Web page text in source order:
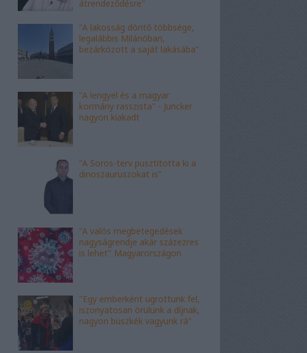
átrendeződésre"
"A lakosság döntő többsége,
legalábbis Milánóban,
bezárkózott a saját lakásába"
"A lengyel és a magyar
kormány rasszista" - Juncker
nagyon kiakadt
"A Soros-terv pusztította ki a
dinoszauruszokat is"
"A valós megbetegedések
nagyságrendje akár százezres
is lehet" Magyarországon
"Egy emberként ugrottunk fel,
iszonyatosan örülünk a díjnak,
nagyon büszkék vagyunk rá"